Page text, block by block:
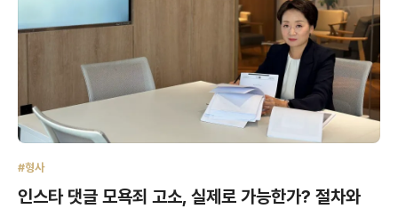
#형사
인스타 댓글 모욕죄 고소, 실제로 가능한가? 절차와